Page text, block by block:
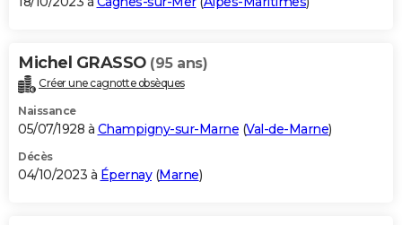
Michel GRASSO (95 ans)
Créer une cagnotte obsèques
Naissance
05/07/1928 à Champigny-sur-Marne (Val-de-Marne)
Décès
04/10/2023 à Épernay(Marne)